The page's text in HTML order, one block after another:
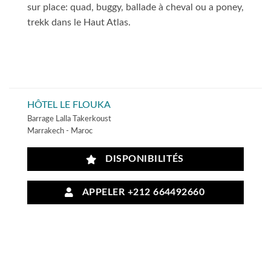
sur place: quad, buggy, ballade à cheval ou a poney,
trekk dans le Haut Atlas.
HÔTEL LE FLOUKA
Barrage Lalla Takerkoust
Marrakech - Maroc
DISPONIBILITÉS
APPELER +212 664492660